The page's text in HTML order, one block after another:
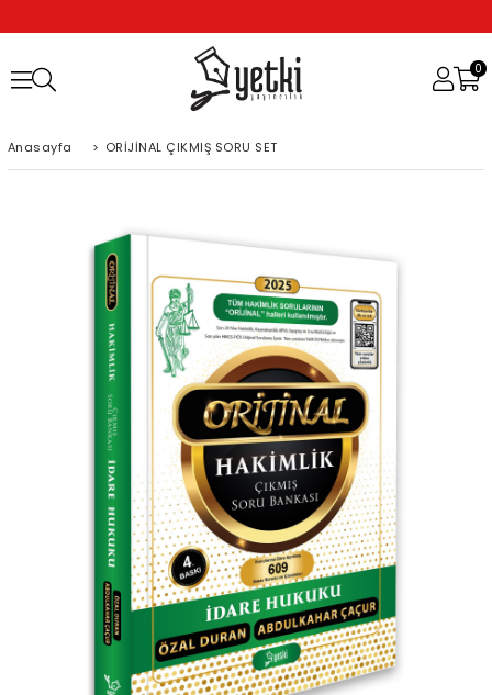
0
Anasayfa > ORİJİNAL ÇIKMIŞ SORU SET